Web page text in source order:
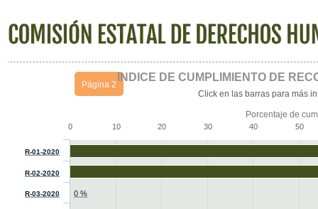
Porcentaje de
Click en las barras para más
0 %
R-01-2020
R-02-2020
R-03-2020
0 10 20 30 40 50
Página 2
ÍNDICE DE CUMPLIMIENTO DE